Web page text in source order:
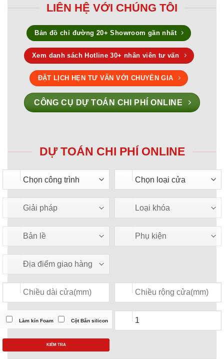
LIÊN HỆ VỚI CHÚNG TÔI
Bản đồ chỉ đường 20+ Showroom gần nhất
Xem danh sách Hotline 30+ nhân viên tư vấn
ĐẶT LỊCH HẸN TƯ VẤN VỚI CHUYÊN GIA
CÔNG CỤ DỰ TOÁN CHI PHÍ ONLINE
DỰ TOÁN CHI PHÍ ONLINE
Làm kín Foam Cột Bắn silicon
KIỂM TRA